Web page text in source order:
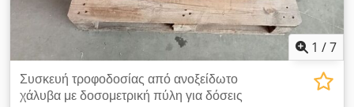
1 /7
Συσκευή τροφοδοσίας από ανοξείδωτο
χάλυβα με δοσομετρική πύλη για δόσεις